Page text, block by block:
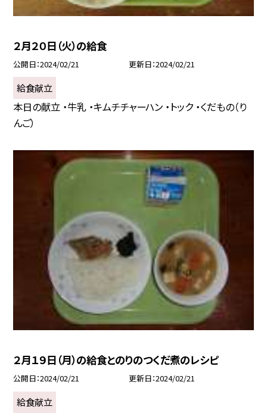
２月２０日（火）の給食
公開日 2024/02/21 更新日 2024/02/21
給食献立
本日の献立 ・牛乳 ・キムチチャーハン ・トック ・くだもの（り
んご）
２月１９日（月）の給食とのりのつくだ煮のレシピ
公開日 2024/02/21 更新日 2024/02/21
給食献立